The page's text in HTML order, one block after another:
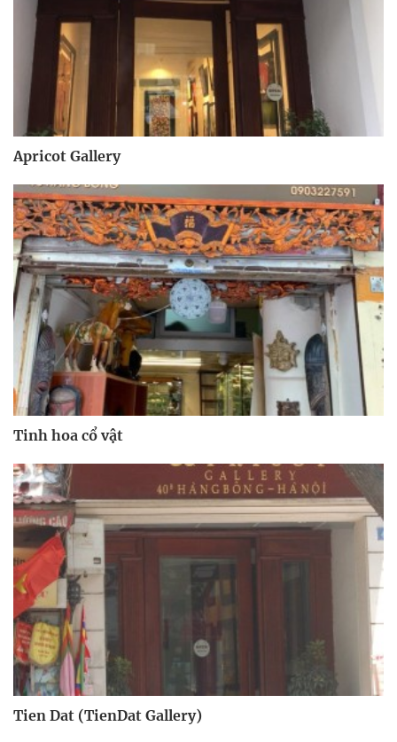
Apricot Gallery
Tinh hoa cổ vật
Tien Dat (TienDat Gallery)